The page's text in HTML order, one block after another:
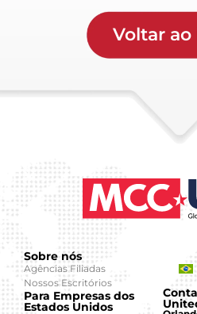
Voltar
Sobre nós
Agências Filiadas
Nossos Escritórios
Para Empresas dos
Estados Unidos